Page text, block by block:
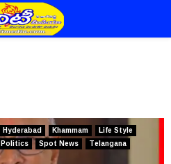
Hyderabad Khammam
Life Style
Politics Spot News Telangana